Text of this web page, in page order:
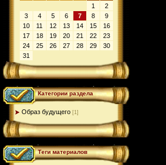
1
2
3
4 5 6 7 8
9
10
11 12 13 14 15
16
17
18 19 20 21 22
23
24
25 26 27 28 29
30
31
Категории раздела
Образ будущего [1]
Теги материалов